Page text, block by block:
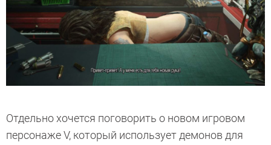
Отдельно хочется поговорить о новом игровом
персонаже V, который использует демонов для